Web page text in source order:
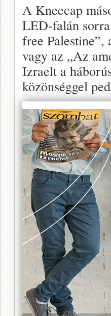
A Kneecap
LED-falán
free Palestine”,
vagy az „Az
Izraelt a
közönséggel